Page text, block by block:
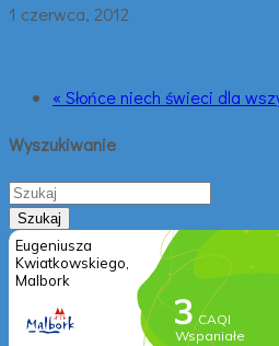
1 czerwca, 2012
« Słońce niech świeci dla
Wyszukiwanie